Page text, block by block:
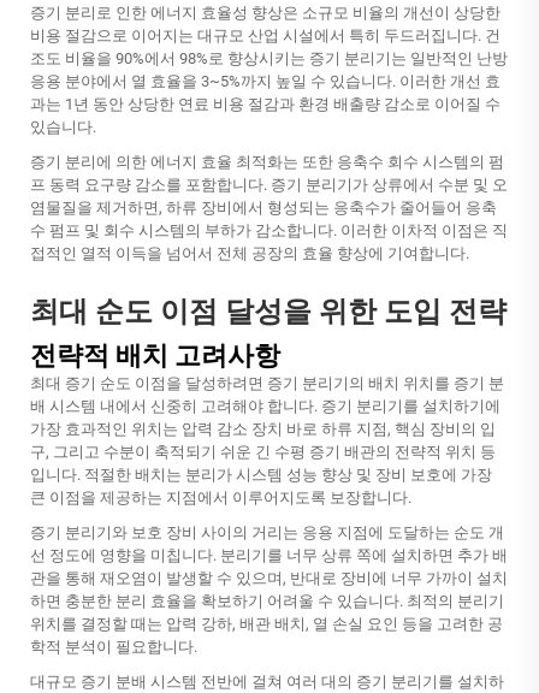
증기 분리로 인한 에너지 효율성 향상은 소규모 비율의 개선이 상당한
비용 절감으로 이어지는 대규모 산업 시설에서 특히 두드러집니다. 건
조도 비율을 90%에서 98%로 향상시키는 증기 분리기는 일반적인 난방
응용 분야에서 열 효율을 3~5%까지 높일 수 있습니다. 이러한 개선 효
과는 1년 동안 상당한 연료 비용 절감과 환경 배출량 감소로 이어질 수
있습니다.
증기 분리에 의한 에너지 효율 최적화는 또한 응축수 회수 시스템의 펌
프 동력 요구량 감소를 포함합니다. 증기 분리기가 상류에서 수분 및 오
염물질을 제거하면, 하류 장비에서 형성되는 응축수가 줄어들어 응축
수 펌프 및 회수 시스템의 부하가 감소합니다. 이러한 이차적 이점은 직
접적인 열적 이득을 넘어서 전체 공장의 효율 향상에 기여합니다.
최대 순도 이점 달성을 위한 도입 전략
전략적 배치 고려사항
최대 증기 순도 이점을 달성하려면 증기 분리기의 배치 위치를 증기 분
배 시스템 내에서 신중히 고려해야 합니다. 증기 분리기를 설치하기에
가장 효과적인 위치는 압력 감소 장치 바로 하류 지점, 핵심 장비의 입
구, 그리고 수분이 축적되기 쉬운 긴 수평 증기 배관의 전략적 위치 등
입니다. 적절한 배치는 분리가 시스템 성능 향상 및 장비 보호에 가장
큰 이점을 제공하는 지점에서 이루어지도록 보장합니다.
증기 분리기와 보호 장비 사이의 거리는 응용 지점에 도달하는 순도 개
선 정도에 영향을 미칩니다. 분리기를 너무 상류 쪽에 설치하면 추가 배
관을 통해 재오염이 발생할 수 있으며, 반대로 장비에 너무 가까이 설치
하면 충분한 분리 효율을 확보하기 어려울 수 있습니다. 최적의 분리기
위치를 결정할 때는 압력 강하, 배관 배치, 열 손실 요인 등을 고려한 공
학적 분석이 필요합니다.
대규모 증기 분배 시스템 전반에 걸쳐 여러 대의 증기 분리기를 설치하